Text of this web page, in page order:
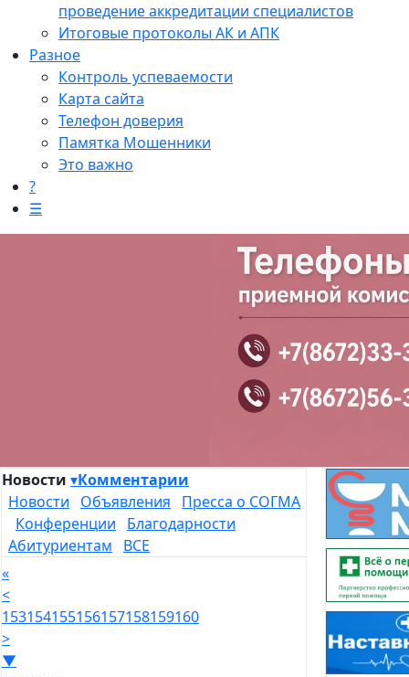
проведение аккредитации специалистов
Итоговые протоколы АК и АПК
Разное
Контроль успеваемости
Карта сайта
Телефон доверия
Памятка Мошенники
Это важно
?
☰
Новости ▾Комментарии
Новости
Объявления
Пресса о СОГМА
Конференции
Благодарности
Абитуриентам
ВСЕ
«
<
153154155156157158159160
>
▼